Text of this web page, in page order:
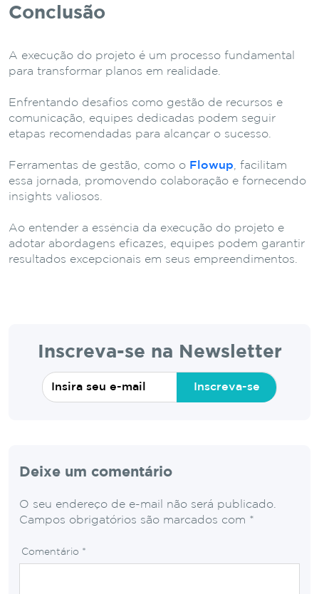
Conclusão
A execução do projeto é um processo fundamental
para transformar planos em realidade.
Enfrentando desafios como gestão de recursos e
comunicação, equipes dedicadas podem seguir
etapas recomendadas para alcançar o sucesso.
Ferramentas de gestão, como o Flowup , facilitam
essa jornada, promovendo colaboração e fornecendo
insights valiosos.
Ao entender a essência da execução do projeto e
adotar abordagens eficazes, equipes podem garantir
resultados excepcionais em seus empreendimentos.
Inscreva-se na Newsletter
Inscreva-se
Deixe um comentário
O seu endereço de e-mail não será publicado.
Campos obrigatórios são marcados com *
Comentário *